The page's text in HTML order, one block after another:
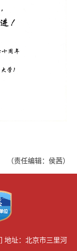
（责任编辑：侯茜）
地址：北京市三里河